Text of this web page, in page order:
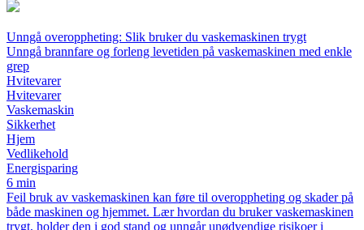
Unngå overoppheting: Slik bruker du vaskemaskinen trygt
Unngå brannfare og forleng levetiden på vaskemaskinen med enkle
grep
Hvitevarer
Hvitevarer
Vaskemaskin
Sikkerhet
Hjem
Vedlikehold
Energisparing
6 min
Feil bruk av vaskemaskinen kan føre til overoppheting og skader på
både maskinen og hjemmet. Lær hvordan du bruker vaskemaskinen
trygt, holder den i god stand og unngår unødvendige risikoer i